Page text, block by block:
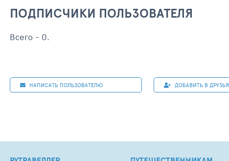
ПОДПИСЧИКИ ПОЛЬЗОВАТЕЛЯ
Всего - 0.
НАПИСАТЬ ПОЛЬЗОВАТЕЛЮ ДОБАВИТЬ В ДРУЗЬЯ